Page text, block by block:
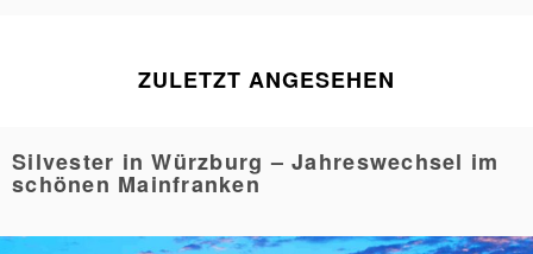
ZULETZT ANGESEHEN
Silvester in Würzburg – Jahreswechsel im
schönen Mainfranken